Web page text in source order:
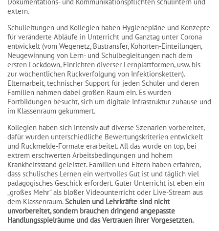
extern.
Schulleitungen und Kollegien haben Hygienepläne und Konzepte
für veränderte Abläufe in Unterricht und Ganztag unter Corona
entwickelt (vom Wegenetz, Bustransfer, Kohorten-Einteilungen,
Neugewinnung von Lern- und Schulbegleitungen nach dem
ersten Lockdown, Einrichten diverser Lernplattformen, usw. bis
zur wöchentlichen Rückverfolgung von Infektionsketten).
Elternarbeit, technischer Support für jeden Schüler und deren
Familien nahmen dabei großen Raum ein. Es wurden
Fortbildungen besucht, sich um digitale Infrastruktur zuhause und
im Klassenraum gekümmert.
Kollegien haben sich intensiv auf diverse Szenarien vorbereitet,
dafür wurden unterschiedliche Bewertungskriterien entwickelt
und Rückmelde-Formate erarbeitet. All das wurde on top, bei
extrem erschwerten Arbeitsbedingungen und hohem
Krankheitsstand geleistet. Familien und Eltern haben erfahren,
dass schulisches Lernen ein wertvolles Gut ist und täglich viel
pädagogisches Geschick erfordert. Guter Unterricht ist eben ein
„großes Mehr“ als bloßer Videounterricht oder Live-Stream aus
dem Klassenraum.Schulen und Lehrkräfte sind nicht
unvorbereitet, sondern brauchen dringend angepasste
Handlungsspielräume und das Vertrauen ihrer Vorgesetzten.